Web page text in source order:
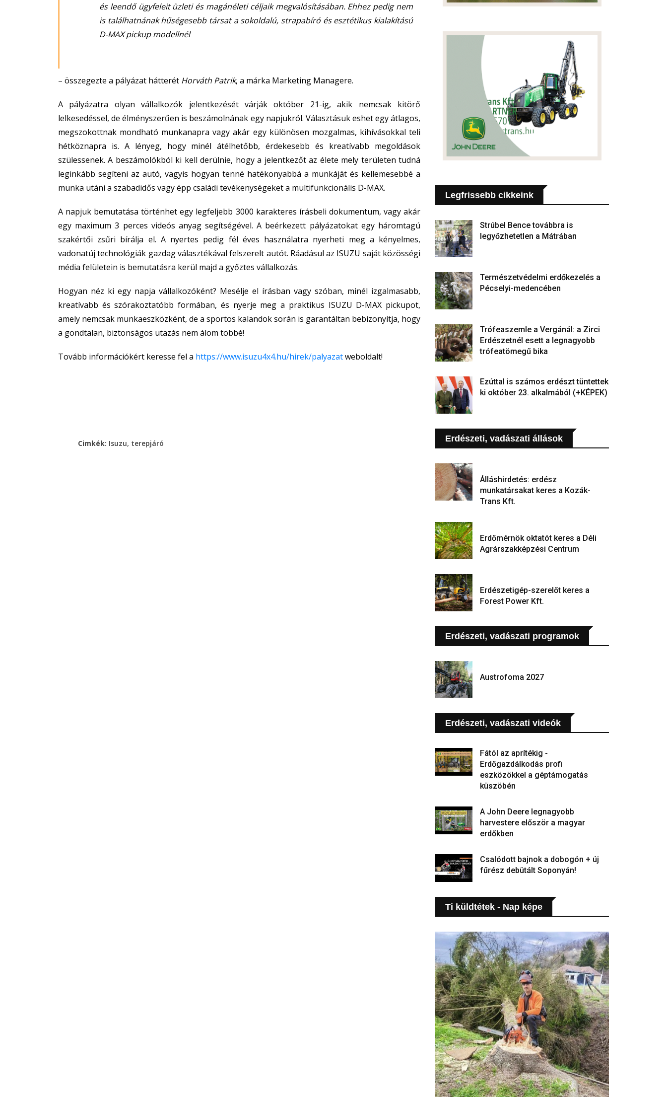
és leendő ügyfeleit üzleti és magánéleti céljaik megvalósításában. Ehhez pedig nem
is találhatnának hűségesebb társat a sokoldalú, strapabíró és esztétikus kialakítású
D-MAX pickup modellnél
– összegezte a pályázat hátterét Horváth Patrik, a márka Marketing Managere.
A pályázatra olyan vállalkozók jelentkezését várják október 21-ig, akik nemcsak kitörő
lelkesedéssel, de élményszerűen is beszámolnának egy napjukról. Választásuk eshet egy átlagos,
megszokottnak mondható munkanapra vagy akár egy különösen mozgalmas, kihívásokkal teli
hétköznapra is. A lényeg, hogy minél átélhetőbb, érdekesebb és kreatívabb megoldások
szülessenek. A beszámolókból ki kell derülnie, hogy a jelentkezőt az élete mely területen tudná
leginkább segíteni az autó, vagyis hogyan tenné hatékonyabbá a munkáját és kellemesebbé a
munka utáni a szabadidős vagy épp családi tevékenységeket a multifunkcionális D-MAX.
A napjuk bemutatása történhet egy legfeljebb 3000 karakteres írásbeli dokumentum, vagy akár
egy maximum 3 perces videós anyag segítségével. A beérkezett pályázatokat egy háromtagú
szakértői zsűri bírálja el. A nyertes pedig fél éves használatra nyerheti meg a kényelmes,
vadonatúj technológiák gazdag választékával felszerelt autót. Ráadásul az ISUZU saját közösségi
média felületein is bemutatásra kerül majd a győztes vállalkozás.
Hogyan néz ki egy napja vállalkozóként? Mesélje el írásban vagy szóban, minél izgalmasabb,
kreatívabb és szórakoztatóbb formában, és nyerje meg a praktikus ISUZU D-MAX pickupot,
amely nemcsak munkaeszközként, de a sportos kalandok során is garantáltan bebizonyítja, hogy
a gondtalan, biztonságos utazás nem álom többé!
Tovább információkért keresse fel a https://www.isuzu4x4.hu/hirek/palyazatweboldalt!
Cimkék: Isuzu, terepjáró
Legfrissebb cikkeink
Strúbel Bence továbbra is
legyőzhetetlen a Mátrában
Természetvédelmi erdőkezelés a
Pécselyi-medencében
Trófeaszemle a Vergánál: a Zirci
Erdészetnél esett a legnagyobb
trófeatömegű bika
Ezúttal is számos erdészt tüntettek
ki október 23. alkalmából (+KÉPEK)
Erdészeti, vadászati állások
Álláshirdetés: erdész
munkatársakat keres a Kozák-
Trans Kft.
Erdőmérnök oktatót keres a Déli
Agrárszakképzési Centrum
Erdészetigép-szerelőt keres a
Forest Power Kft.
Erdészeti, vadászati programok
Austrofoma 2027
Erdészeti, vadászati videók
Fától az aprítékig -
Erdőgazdálkodás profi
eszközökkel a géptámogatás
küszöbén
A John Deere legnagyobb
harvestere először a magyar
erdőkben
Csalódott bajnok a dobogón + új
fűrész debütált Soponyán!
Ti küldtétek - Nap képe